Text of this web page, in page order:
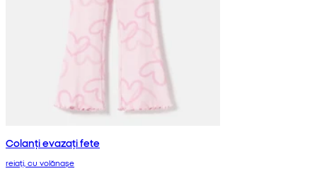
Colanți evazați fete
reiați, cu volănașe